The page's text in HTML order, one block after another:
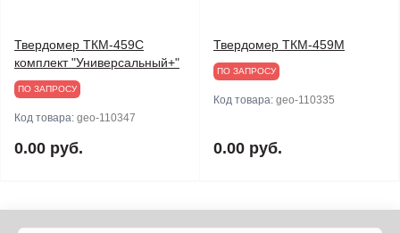
Твердомер ТКМ-459C
комплект "Универсальный+"
ПО ЗАПРОСУ
Код товара: geo-110347
0.00 руб.
Твердомер ТКМ-459М
ПО ЗАПРОСУ
Код товара: geo-110335
0.00 руб.